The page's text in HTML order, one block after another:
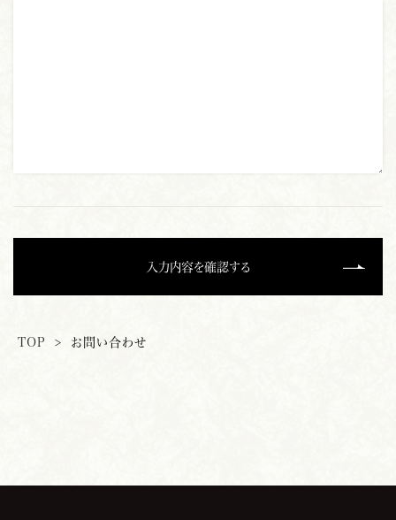
入力内容を確認する
TOP > お問い合わせ